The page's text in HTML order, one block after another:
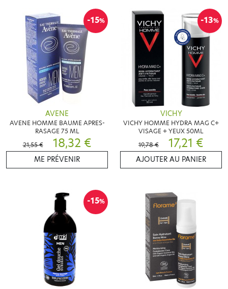
-15%
AVENE
AVENE HOMME BAUME APRES-
RASAGE 75 ML
21,55 €
18,32 €
ME PRÉVENIR
-13%
VICHY
VICHY HOMME HYDRA MAG C+
VISAGE + YEUX 50ML
19,78 €
17,21 €
AJOUTER AU PANIER
-15%